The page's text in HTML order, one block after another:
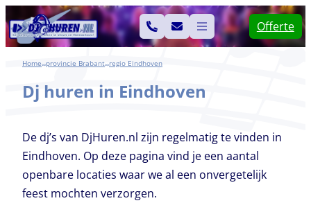
naar
de
inhoud
Offerte
Home>> Brabant>> Eindhoven
Dj huren in Eindhoven
De dj’s van DjHuren.nl zijn regelmatig te vinden in
Eindhoven. Op deze pagina vind je een aantal
openbare locaties waar we al een onvergetelijk
feest mochten verzorgen.